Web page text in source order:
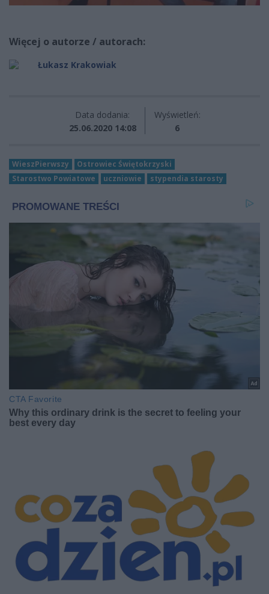
Więcej o autorze / autorach:
Łukasz Krakowiak
Data dodania:
25.06.2020 14:08
Wyświetleń:
6
WieszPierwszy
Ostrowiec Świętokrzyski
Starostwo Powiatowe
uczniowie stypendia starosty